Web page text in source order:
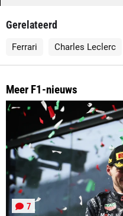
Gerelateerd
Ferrari Charles Leclerc
Meer F1-nieuws
7